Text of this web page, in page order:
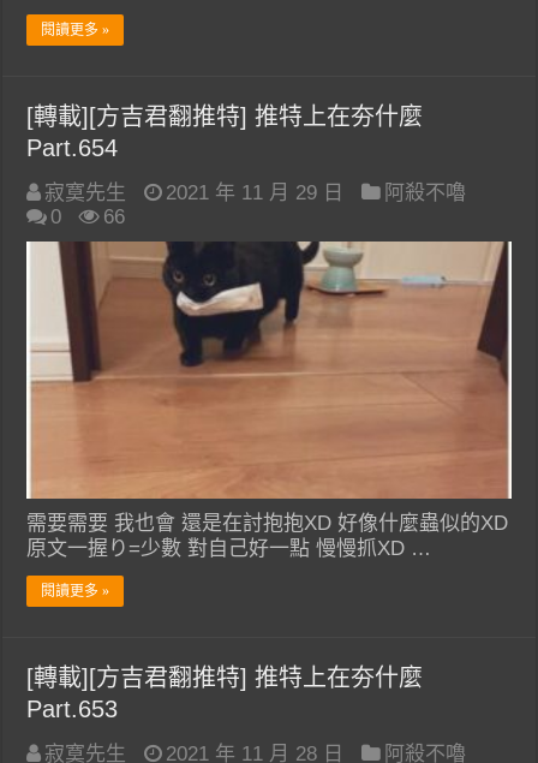
閱讀更多 »
[轉載][方吉君翻推特] 推特上在夯什麼
Part.654
寂寞先生 2021 年 11 月 29 日
阿殺不嚕
0
66
需要需要 我也會 還是在討抱抱XD 好像什麼蟲似的XD
原文一握り=少數 對自己好一點 慢慢抓XD …
閱讀更多 »
[轉載][方吉君翻推特] 推特上在夯什麼
Part.653
寂寞先生 2021 年 11 月 28 日
阿殺不嚕